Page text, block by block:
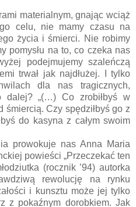
materialnym, gnając wciąż
celu, nie mamy czasu na
życia i śmierci. Nie robimy
pomysłu na to, co czeka nas
podejmujemy szaleńczą
trwał jak najdłużej. I tylko
dla nas tragicznych,
dalej? „(…) Co zrobiłbyś w
śmiercią. Czy spędziłbyś go z
do kasyna z całym swoim
prowokuje nas Anna Maria
powieści „Przeczekać ten
(rocznik ’94) autorka
rewolucję na rynku
i kunsztu może jej tylko
z pokaźnym dorobkiem. Jak